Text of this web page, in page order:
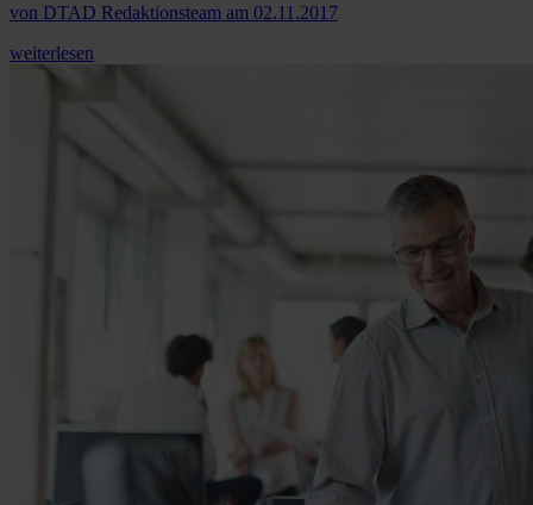
von DTAD Redaktionsteam am 02.11.2017
weiterlesen